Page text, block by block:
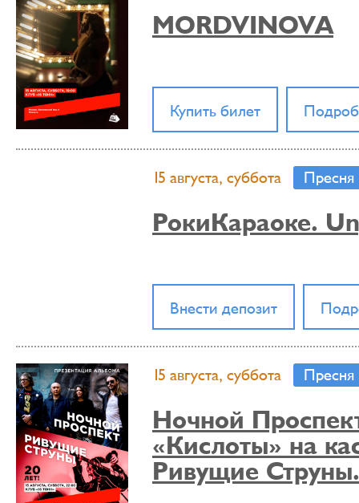
MORDVINOVA
Купить билет
15 августа, суббота Пресня
РокиКараоке.
Внести депозит
15 августа, суббота Пресня
Ночной
«Кислоты» на
Ривущие